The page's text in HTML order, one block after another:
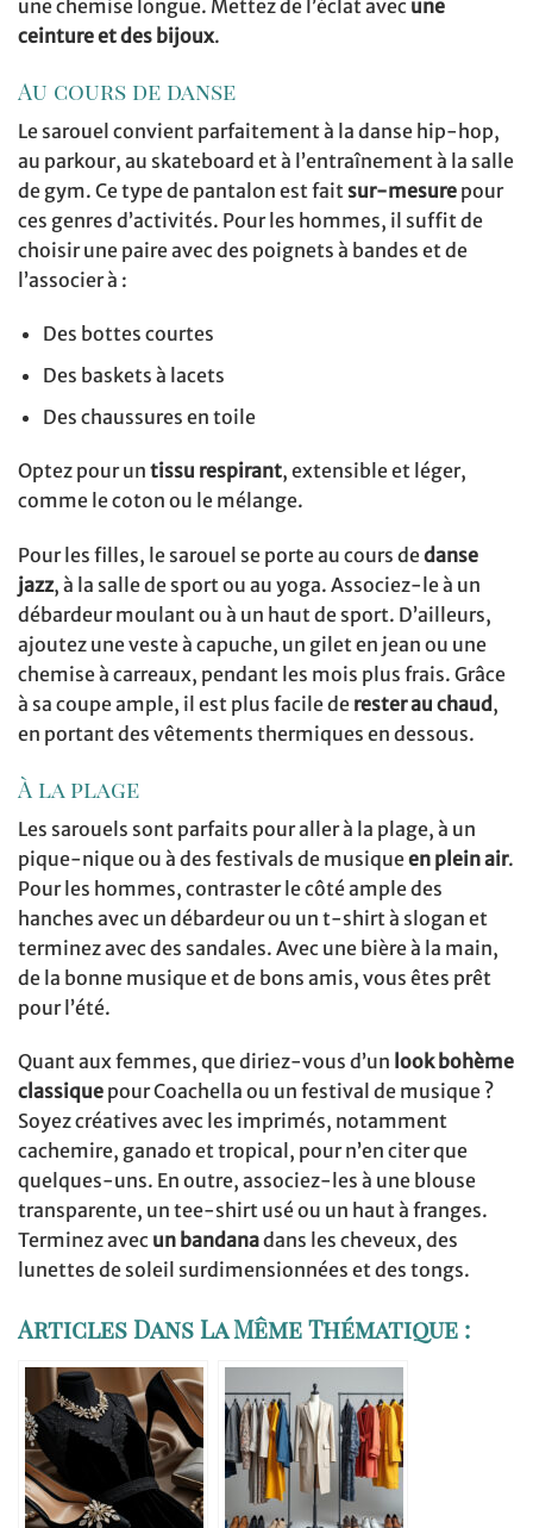
une chemise longue. Mettez de l’éclat avec une
ceinture et des bijoux.
Au cours de danse
Le sarouel convient parfaitement à la danse hip-hop,
au parkour, au skateboard et à l’entraînement à la salle
de gym. Ce type de pantalon est fait sur-mesure pour
ces genres d’activités. Pour les hommes, il suffit de
choisir une paire avec des poignets à bandes et de
l’associer à :
Des bottes courtes
Des baskets à lacets
Des chaussures en toile
Optez pour un tissu respirant, extensible et léger,
comme le coton ou le mélange.
Pour les filles, le sarouel se porte au cours dedanse
jazz, à la salle de sport ou au yoga. Associez-le à un
débardeur moulant ou à un haut de sport. D’ailleurs,
ajoutez une veste à capuche, un gilet en jean ou une
chemise à carreaux, pendant les mois plus frais. Grâce
à sa coupe ample, il est plus facile de rester au chaud ,
en portant des vêtements thermiques en dessous.
À la plage
Les sarouels sont parfaits pour aller à la plage, à un
pique-nique ou à des festivals de musiqueen plein air.
Pour les hommes, contraster le côté ample des
hanches avec un débardeur ou un t-shirt à slogan et
terminez avec des sandales. Avec une bière à la main,
de la bonne musique et de bons amis, vous êtes prêt
pour l’été.
Quant aux femmes, que diriez-vous d’un look bohème
classique pour Coachella ou un festival de musique ?
Soyez créatives avec les imprimés, notamment
cachemire, ganado et tropical, pour n’en citer que
quelques-uns. En outre, associez-les à une blouse
transparente, un tee-shirt usé ou un haut à franges.
Terminez avec un bandanadans les cheveux, des
lunettes de soleil surdimensionnées et des tongs.
Articles Dans La Même Thématique :